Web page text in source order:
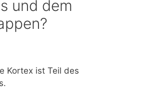
und dem
Kortex ist Teil des